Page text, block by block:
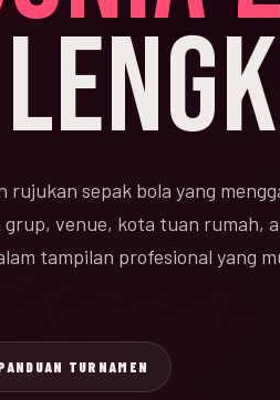
sepak bola yang
grup, venue, kota tuan rumah,
tampilan profesional yang
TURNAMEN